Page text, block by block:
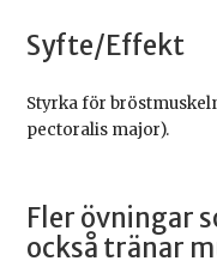
Syfte/Effekt
Styrka för
pectoralis major).
Fler övningar
också tränar